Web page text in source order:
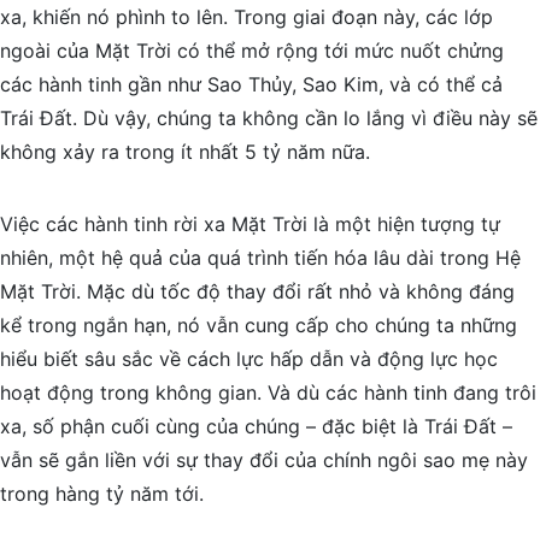
xa, khiến nó phình to lên. Trong giai đoạn này, các lớp
ngoài của Mặt Trời có thể mở rộng tới mức nuốt chửng
các hành tinh gần như Sao Thủy, Sao Kim, và có thể cả
Trái Đất. Dù vậy, chúng ta không cần lo lắng vì điều này sẽ
không xảy ra trong ít nhất 5 tỷ năm nữa.
Việc các hành tinh rời xa Mặt Trời là một hiện tượng tự
nhiên, một hệ quả của quá trình tiến hóa lâu dài trong Hệ
Mặt Trời. Mặc dù tốc độ thay đổi rất nhỏ và không đáng
kể trong ngắn hạn, nó vẫn cung cấp cho chúng ta những
hiểu biết sâu sắc về cách lực hấp dẫn và động lực học
hoạt động trong không gian. Và dù các hành tinh đang trôi
xa, số phận cuối cùng của chúng – đặc biệt là Trái Đất –
vẫn sẽ gắn liền với sự thay đổi của chính ngôi sao mẹ này
trong hàng tỷ năm tới.